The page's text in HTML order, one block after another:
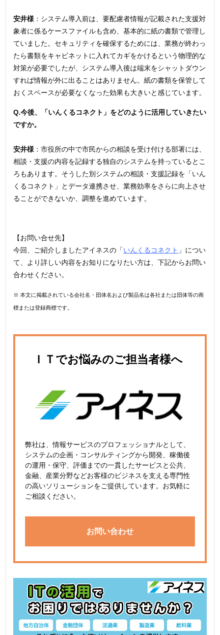
安井様 ：システム導入前は、要配慮者情報が記載された支援対
象者に係るケースファイルも含め、基本的に紙の書類で管理し
ていました。セキュリティを確保するためには、業務が終わっ
たら書類をキャビネットに入れてカギをかけるという物理的な
対策が必要でしたが、システム導入後は端末をシャットダウン
すれば情報が外に出ることはありません。紙の書類を保管して
おくスペースが必要なくなった効果も大きいと感じています。
Q.今後、「いんくるコネクト」をどのように活用していきたい
ですか。
安井様 ：市役所の中で市民からの相談を受け付ける部署には、
相談・支援の内容を記録する独自のシステムを持っているとこ
ろもあります。そうした別システムの相談・支援記録を「いん
くるコネクト」とデータ連携させ、業務効率をさらに向上させ
ることができないか、調整を進めています。
【お問い合せ先】
今回、ご紹介しましたアイネスの「いんくるコネクト 」につい
て、より詳しい内容をお知りになりたい方は、下記からお問い
合わせください。
※ 本文に掲載されている会社名・団体名および製品名は各社または団体等の商
標または登録商標です。
ＩＴでお悩みのご担当者様へ
弊社は、情報サービスのプロフェッショナルとして、
システムの企画・コンサルティングから開発、稼働後
の運用・保守、評価までの一貫したサービスと公共、
金融、産業分野などお客様のビジネスを支える専門性
の高いソリューションをご提供しています。お気軽に
ご相談ください。
お問い合わせ